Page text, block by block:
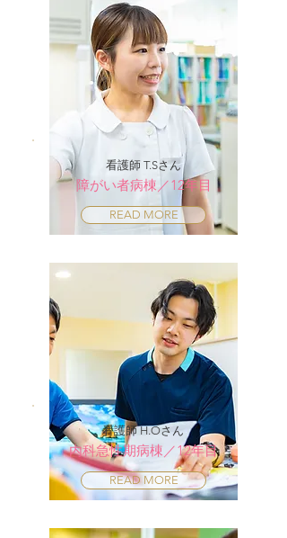
看護師 T.Sさん
障がい者病棟／12年目
READ MORE
看護師 H.Oさん
内科急性期病棟／12年目
READ MORE